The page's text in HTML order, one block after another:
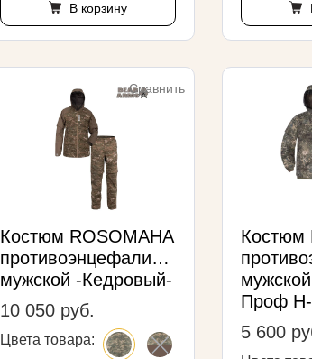
В корзину
Сравнить
Костюм ROSOMAHA
противоэнцефалитный
мужской -Кедровый-
10 050 руб.
Цвета товара:
Костюм
Проф Н-
5 600